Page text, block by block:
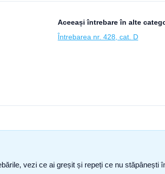
Aceeași întrebare în alte
Întrebarea nr. 428, cat. D
vezi ce ai greșit și repeți ce nu